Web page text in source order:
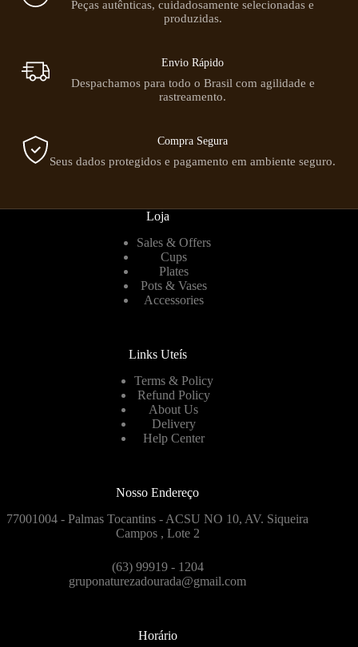
Peças autênticas, cuidadosamente selecionadas e
produzidas.
Envio Rápido
Despachamos para todo o Brasil com agilidade e
rastreamento.
Compra Segura
Seus dados protegidos e pagamento em ambiente seguro.
Loja
Sales & Offers
Cups
Plates
Pots & Vases
Accessories
Links Uteís
Terms & Policy
Refund Policy
About Us
Delivery
Help Center
Nosso Endereço
77001004 - Palmas Tocantins - ACSU NO 10, AV. Siqueira
Campos , Lote 2
(63) 99919 - 1204
gruponaturezadourada@gmail.com
Horário